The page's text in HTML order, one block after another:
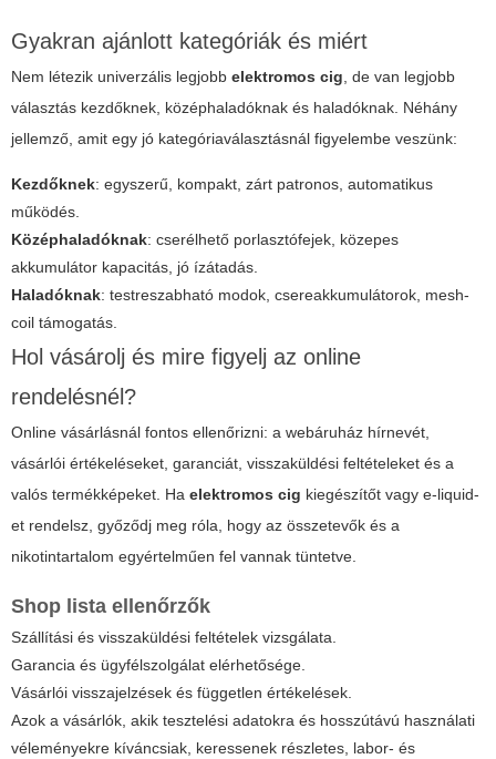
Gyakran ajánlott kategóriák és miért
Nem létezik univerzális legjobb elektromos cig, de van legjobb
választás kezdőknek, középhaladóknak és haladóknak. Néhány
jellemző, amit egy jó kategóriaválasztásnál figyelembe veszünk:
Kezdőknek: egyszerű, kompakt, zárt patronos, automatikus
működés.
Középhaladóknak: cserélhető porlasztófejek, közepes
akkumulátor kapacitás, jó ízátadás.
Haladóknak: testreszabható modok, csereakkumulátorok, mesh-
coil támogatás.
Hol vásárolj és mire figyelj az online
rendelésnél?
Online vásárlásnál fontos ellenőrizni: a webáruház hírnevét,
vásárlói értékeléseket, garanciát, visszaküldési feltételeket és a
valós termékképeket. Ha elektromos cig kiegészítőt vagy e-liquid-
et rendelsz, győződj meg róla, hogy az összetevők és a
nikotintartalom egyértelműen fel vannak tüntetve.
Shop lista ellenőrzők
Szállítási és visszaküldési feltételek vizsgálata.
Garancia és ügyfélszolgálat elérhetősége.
Vásárlói visszajelzések és független értékelések.
Azok a vásárlók, akik tesztelési adatokra és hosszútávú használati
véleményekre kíváncsiak, keressenek részletes, labor- és